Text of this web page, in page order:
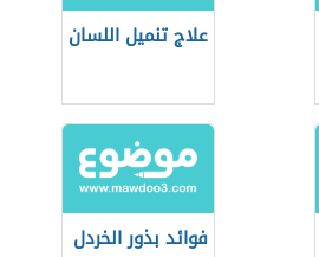
علاج تنميل اللسان
فوائد بذور الخردل